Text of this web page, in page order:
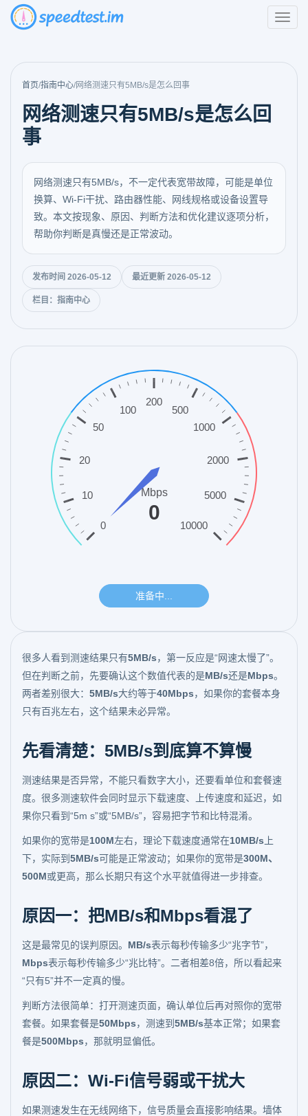
首页/指南中心/网络测速只有5MB/s是怎么回事
网络测速只有5MB/s是怎么回
事
网络测速只有5MB/s，不一定代表宽带故障，可能是单位
换算、Wi-Fi干扰、路由器性能、网线规格或设备设置导
致。本文按现象、原因、判断方法和优化建议逐项分析，
帮助你判断是真慢还是正常波动。
发布时间 2026-05-12 最近更新 2026-05-12
栏目：指南中心
很多人看到测速结果只有5MB/s，第一反应是“网速太慢了”。
但在判断之前，先要确认这个数值代表的是MB/s还是Mbps。
两者差别很大： 5MB/s大约等于40Mbps，如果你的套餐本身
只有百兆左右，这个结果未必异常。
先看清楚：5MB/s到底算不算慢
测速结果是否异常，不能只看数字大小，还要看单位和套餐速
度。很多测速软件会同时显示下载速度、上传速度和延迟，如
果你只看到“5m s”或“5MB/s”，容易把字节和比特混淆。
如果你的宽带是100M左右，理论下载速度通常在10MB/s 上
下，实际到 5MB/s可能是正常波动；如果你的宽带是300M、
500M或更高，那么长期只有这个水平就值得进一步排查。
原因一：把MB/s和Mbps看混了
这是最常见的误判原因。 MB/s表示每秒传输多少“兆字节”，
Mbps表示每秒传输多少“兆比特”。二者相差8倍，所以看起来
“只有5”并不一定真的慢。
判断方法很简单：打开测速页面，确认单位后再对照你的宽带
套餐。如果套餐是50Mbps，测速到 5MB/s基本正常；如果套
餐是500Mbps，那就明显偏低。
原因二：Wi-Fi信号弱或干扰大
如果测速发生在无线网络下，信号质量会直接影响结果。墙体